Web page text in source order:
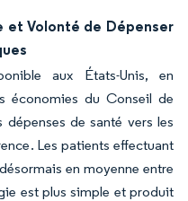
et Volonté de Dépenser
aux États-Unis, en
économies du Conseil de
de santé vers les
Les patients effectuant
en moyenne entre
est plus simple et produit